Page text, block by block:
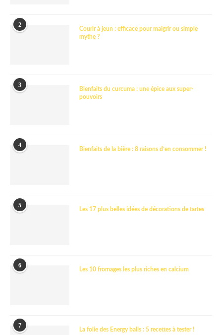
2
Courir à jeun : efficace pour maigrir ou simple
mythe ?
3
Bienfaits du curcuma : une épice aux super-
pouvoirs
4
Bienfaits de la bière : 8 raisons d’en consommer !
5
Les 17 plus belles idées de décorations de tartes
6
Les 10 fromages les plus riches en calcium
7
La folie des Energy balls : 5 recettes à tester !